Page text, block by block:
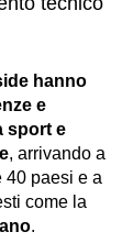
hanno
e
sport e
, arrivando a
40 paesi e a
come la
.